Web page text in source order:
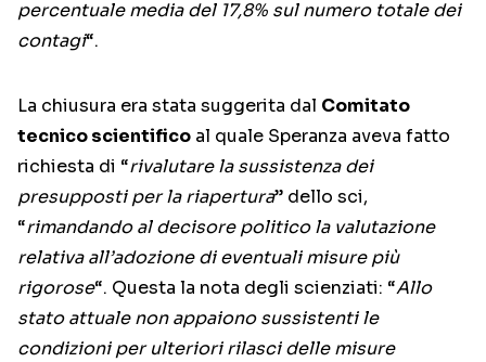
percentuale media del 17,8% sul numero totale dei
contagi“.
La chiusura era stata suggerita dal Comitato
tecnico scientifico al quale Speranza aveva fatto
richiesta di “rivalutare la sussistenza dei
presupposti per la riapertura” dello sci,
“rimandando al decisore politico la valutazione
relativa all’adozione di eventuali misure più
rigorose“. Questa la nota degli scienziati: “Allo
stato attuale non appaiono sussistenti le
condizioni per ulteriori rilasci delle misure